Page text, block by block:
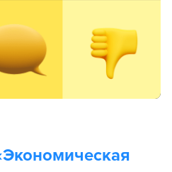
Экономическая